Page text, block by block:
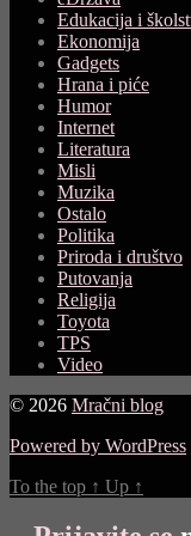
Edukacija i
Ekonomija
Gadgets
Hrana i piće
Humor
Internet
Literatura
Misli
Muzika
Ostalo
Politika
Priroda i društvo
Putovanja
Religija
Toyota
TPS
Video
© 2026 Mračni blog
Powered by WordPress
To the top ↑ Up ↑